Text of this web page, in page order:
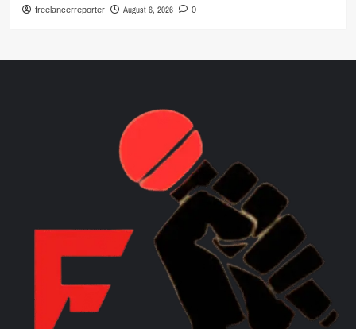
freelancerreporter August 6, 2026 0